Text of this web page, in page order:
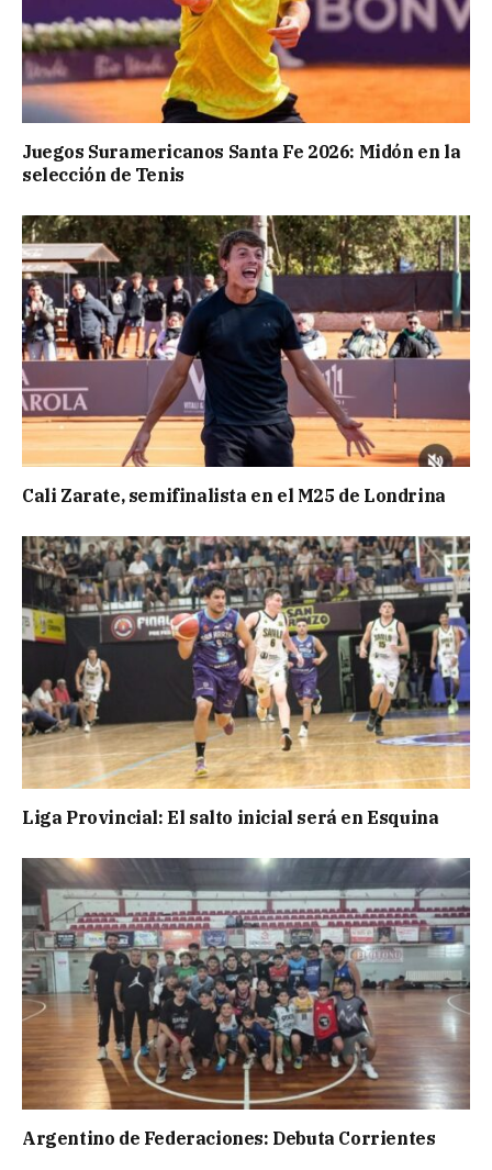
Juegos Suramericanos Santa Fe 2026: Midón en la
selección de Tenis
Cali Zarate, semifinalista en el M25 de Londrina
Liga Provincial: El salto inicial será en Esquina
Argentino de Federaciones: Debuta Corrientes